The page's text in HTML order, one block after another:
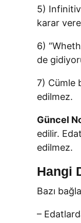
5)
karar
6)
de
7) Cümle
edilmez.
Güncel
edilir.
edilmez.
Hangi
Bazı
–